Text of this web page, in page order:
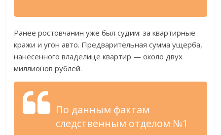
Ранее ростовчанин уже был судим: за квартирные
кражи и угон авто. Предварительная сумма ущерба,
нанесенного владелице квартир — около двух
миллионов рублей.
По данным фактам
следственным отделом №1